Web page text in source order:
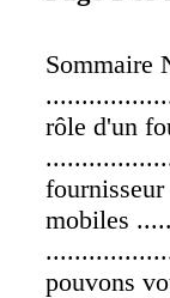
Sommaire
rôle d'un
mobiles
pouvons